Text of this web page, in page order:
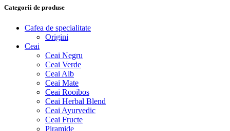
Categorii de produse
Cafea de specialitate
Origini
Ceai
Ceai Negru
Ceai Verde
Ceai Alb
Ceai Mate
Ceai Rooibos
Ceai Herbal Blend
Ceai Ayurvedic
Ceai Fructe
Piramide